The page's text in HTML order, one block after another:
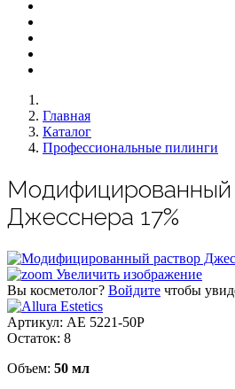
Главная
Каталог
Профессиональные пилинги
Модифицированный
Джесснера 17%
Увеличить изображение
Вы косметолог? Войдите чтобы
Артикул: АЕ 5221-50Р
Остаток: 8
Объем: 50 мл